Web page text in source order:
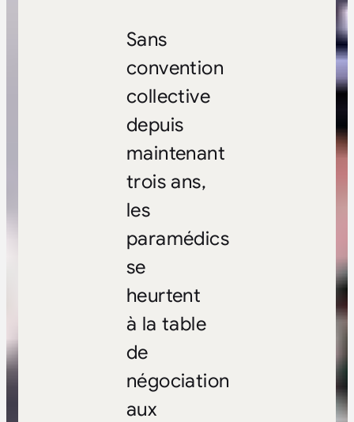
Sans
convention
collective
depuis
maintenant
trois ans,
les
paramédics
se
heurtent
à la table
de
négociation
aux